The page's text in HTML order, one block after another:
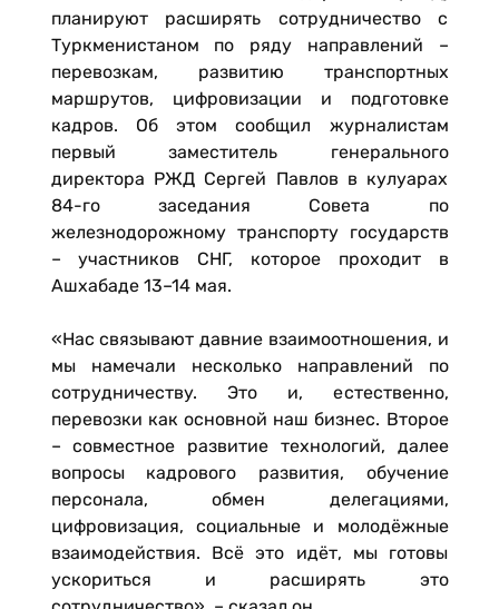
планируют расширять сотрудничество с
Туркменистаном по ряду направлений –
перевозкам, развитию транспортных
маршрутов, цифровизации и подготовке
кадров. Об этом сообщил журналистам
первый заместитель генерального
директора РЖД Сергей Павлов в кулуарах
84-го заседания Совета по
железнодорожному транспорту государств
– участников СНГ, которое проходит в
Ашхабаде 13–14 мая.
«Нас связывают давние взаимоотношения, и
мы намечали несколько направлений по
сотрудничеству. Это и, естественно,
перевозки как основной наш бизнес. Второе
– совместное развитие технологий, далее
вопросы кадрового развития, обучение
персонала, обмен делегациями,
цифровизация, социальные и молодёжные
взаимодействия. Всё это идёт, мы готовы
ускориться и расширять это